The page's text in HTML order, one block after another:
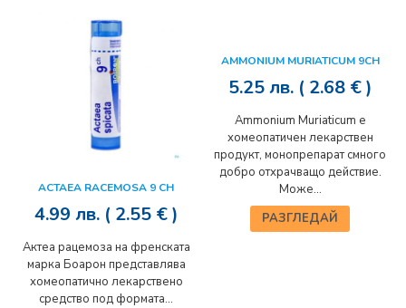
ACTAEA RACEMOSA 9 CH
4.99 лв. ( 2.55 € )
Актеа рацемоза на френската
марка Боарон представлява
хомеопатично лекарствено
средство под формата...
AMMONIUM MURIATICUM 9CH
5.25лв. ( 2.68 € )
Ammonium Muriaticum е
хомеопатичен лекарствен
продукт, монопрепарат смного
добро отхрачващо действие.
Може...
РАЗГЛЕДАЙ